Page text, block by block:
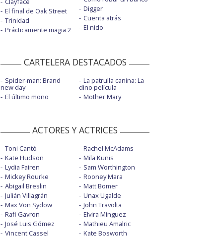
El final de Oak Street
Trinidad
Prácticamente magia 2
Digger
Cuenta atrás
El nido
CARTELERA DESTACADOS
Spider-man: Brand
new day
El último mono
La patrulla canina: La
dino película
Mother Mary
ACTORES Y ACTRICES
Toni Cantó
Kate Hudson
Lydia Fairen
Mickey Rourke
Abigail Breslin
Julián Villagrán
Max Von Sydow
Rafi Gavron
José Luis Gómez
Vincent Cassel
Rachel McAdams
Mila Kunis
Sam Worthington
Rooney Mara
Matt Bomer
Unax Ugalde
John Travolta
Elvira Mínguez
Mathieu Amalric
Kate Bosworth